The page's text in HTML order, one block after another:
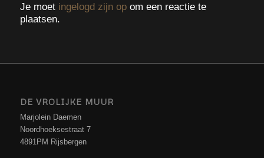
Je moet ingelogd zijn opom een reactie te
plaatsen.
DE VROLIJKE MUUR
Marjolein Daemen
Noordhoeksestraat 7
4891PM Rijsbergen